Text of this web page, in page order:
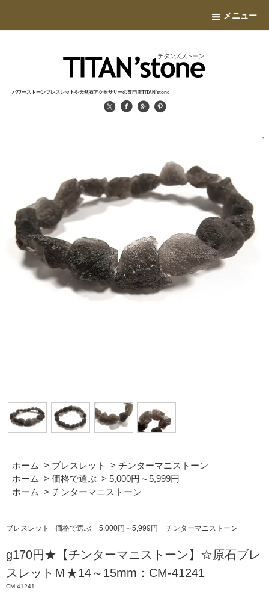
メニュー
パワーストーンブレスレットや天然石アクセサリーの専門店TITAN'stone
ホーム > ブレスレット > チンターマニストーン
ホーム > 価格で選ぶ > 5,000円～5,999円
ホーム > チンターマニストーン
ブレスレット 価格で選ぶ 5,000円～5,999円 チンターマニストーン
g170円★【チンターマニストーン】☆原石ブレ
スレットＭ★14～15mm：CM-41241
CM-41241